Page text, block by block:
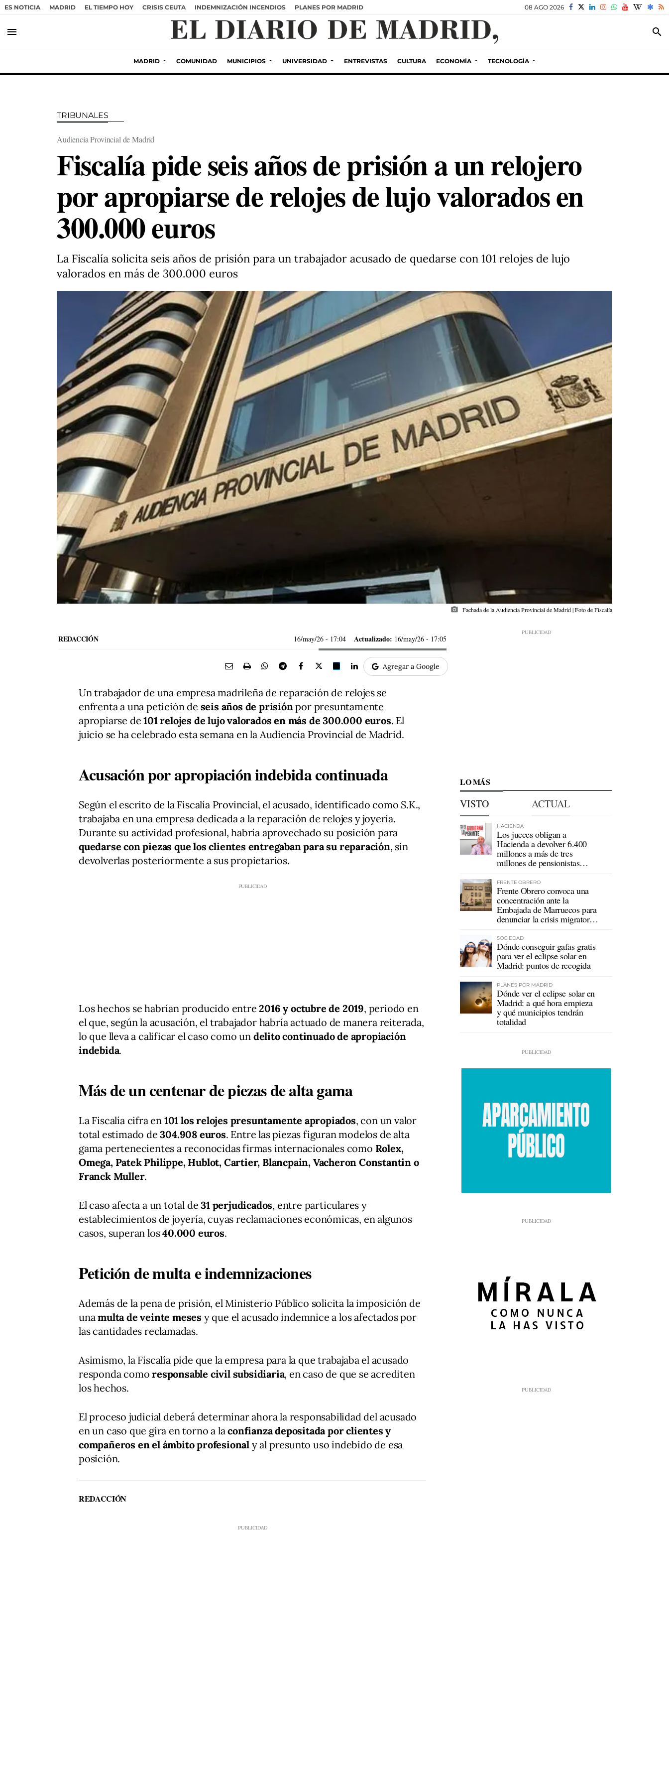
ES NOTICIA MADRID EL TIEMPO HOY CRISIS CEUTA INDEMNIZACIÓN INCENDIOS PLANES POR MADRID 08 AGO 2026
menu search
MADRID COMUNIDAD MUNICIPIOS UNIVERSIDAD ENTREVISTAS CULTURA ECONOMÍA TECNOLOGÍA
TRIBUNALES
Audiencia Provincial de Madrid
Fiscalía pide seis años de prisión a un relojero
por apropiarse de relojes de lujo valorados en
300.000 euros
La Fiscalía solicita seis años de prisión para un trabajador acusado de quedarse con 101 relojes de lujo
valorados en más de 300.000 euros
photo_camera Fachada de la Audiencia Provincial de Madrid | Foto de Fiscalía
REDACCIÓN 16/may/26 - 17:04 Actualizado: 16/may/26 - 17:05
Agregar a Google
Un trabajador de una empresa madrileña de reparación de relojes se
enfrenta a una petición de seis años de prisiónpor presuntamente
apropiarse de101 relojes de lujo valorados en más de 300.000 euros. El
juicio se ha celebrado esta semana en la Audiencia Provincial de Madrid.
Acusación por apropiación indebida continuada
Según el escrito de la Fiscalía Provincial, el acusado, identificado como S.K.,
trabajaba en una empresa dedicada a la reparación de relojes y joyería.
Durante su actividad profesional, habría aprovechado su posición para
quedarse con piezas que los clientes entregaban para su reparación, sin
devolverlas posteriormente a sus propietarios.
Los hechos se habrían producido entre2016 y octubre de 2019, periodo en
el que, según la acusación, el trabajador habría actuado de manera reiterada,
lo que lleva a calificar el caso como un delito continuado de apropiación
indebida.
Más de un centenar de piezas de alta gama
La Fiscalía cifra en 101 los relojes presuntamente apropiados, con un valor
total estimado de304.908 euros. Entre las piezas figuran modelos de alta
gama pertenecientes a reconocidas firmas internacionales como Rolex,
Omega, Patek Philippe, Hublot, Cartier, Blancpain, Vacheron Constantin o
Franck Muller.
El caso afecta a un total de31 perjudicados, entre particulares y
establecimientos de joyería, cuyas reclamaciones económicas, en algunos
casos, superan los40.000 euros.
Petición de multa e indemnizaciones
Además de la pena de prisión, el Ministerio Público solicita la imposición de
unamulta de veinte meses y que el acusado indemnice a los afectados por
las cantidades reclamadas.
Asimismo, la Fiscalía pide que la empresa para la que trabajaba el acusado
responda comoresponsable civil subsidiaria, en caso de que se acrediten
los hechos.
El proceso judicial deberá determinar ahora la responsabilidad del acusado
en un caso que gira en torno a laconfianza depositada por clientes y
compañeros en el ámbito profesional y al presunto uso indebido de esa
posición.
REDACCIÓN
LO MÁS
VISTO ACTUAL
HACIENDA
Los jueces obligan a
Hacienda a devolver 6.400
millones a más de tres
millones de pensionistas
FRENTE OBRERO
Frente Obrero convoca una
concentración ante la
Embajada de Marruecos para
denunciar la crisis migratoria
SOCIEDAD
Dónde conseguir gafas gratis
para ver el eclipse solar en
Madrid: puntos de recogida
PLANES POR MADRID
Dónde ver el eclipse solar en
Madrid: a qué hora empieza
y qué municipios tendrán
totalidad